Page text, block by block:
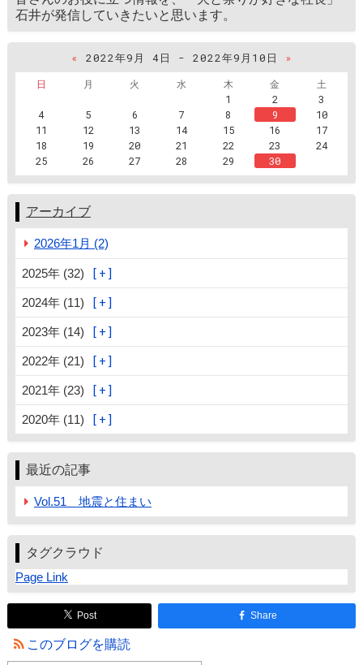
石井が発信していきたいと思います。
« 2022年9月 4日 - 2022年9月10日
»
日
月 火 水 木 金
土
1
2
3
4
5 6 7 8 9
10
11
12 13 14 15 16
17
18
19 20 21 22 23
24
25
26 27 28 29 30
アーカイブ
2026年1月 (2)
2025年 (32)
2024年 (11)
2023年 (14)
2022年 (21)
2021年 (23)
2020年 (11)
最近の記事
Vol.51 地震と住まい
タグクラウド
Page Link
Post Share
このブログを購読